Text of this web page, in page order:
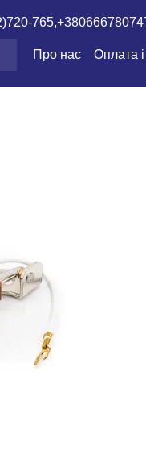
765,
Про нас Оплата